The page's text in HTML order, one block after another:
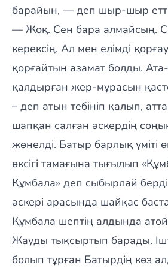
барайын, — деп шыр-шыр
— Жоқ. Сен бара алмайсың.
керексің. Ал мен елімді
қорғайтын азамат болды.
қалдырған жер-мұрасын
– деп атын тебініп қалып,
шапқан салған әскердің
жөнелді. Батыр барлық үміті
өксігі тамағына тығылып
Құмбала» деп сыбырлай
әскері арасында шайқас
Құмбала шептің алдында
Жауды тықсыртып барады.
болып тұрған Батырдің көз